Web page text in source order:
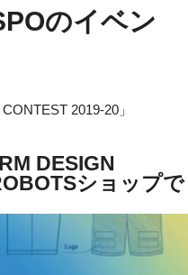
のイベン
2019-20」
DESIGN
ショップで